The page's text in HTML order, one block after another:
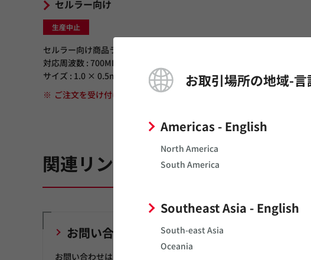
お取引場所の地域-言
Americas - English
North America
South America
Southeast Asia - English
South-east Asia
Oceania
セルラー向け
生産中止
セルラー向け商品ラインアップ
対応周波数 : 700MHz～2.17GHz
サイズ : 1.0 × 0.5mm
※ ご注文を受け付けていない商品です。
関連リンク
お問い合わせ
お問い合わせはこちら